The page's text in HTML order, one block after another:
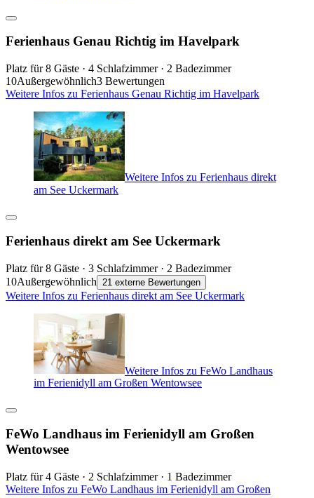
Ferienhaus Genau Richtig im Havelpark
Platz für 8 Gäste · 4 Schlafzimmer · 2 Badezimmer
10Außergewöhnlich3 Bewertungen
Weitere Infos zu Ferienhaus Genau Richtig im Havelpark
Weitere Infos zu Ferienhaus direkt
am See Uckermark
Ferienhaus direkt am See Uckermark
Platz für 8 Gäste · 3 Schlafzimmer · 2 Badezimmer
10Außergewöhnlich 21 externe Bewertungen
Weitere Infos zu Ferienhaus direkt am See Uckermark
Weitere Infos zu FeWo Landhaus
im Ferienidyll am Großen Wentowsee
FeWo Landhaus im Ferienidyll am Großen
Wentowsee
Platz für 4 Gäste · 2 Schlafzimmer · 1 Badezimmer
Weitere Infos zu FeWo Landhaus im Ferienidyll am Großen